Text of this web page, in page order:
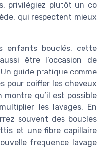
privilégiez plutôt un co
qui respectent mieux
enfants bouclés, cette
être l’occasion de
guide pratique comme
pour coiffer les cheveux
qu’il est possible
les lavages. En
souvent des boucles
et une fibre capillaire
frequence lavage